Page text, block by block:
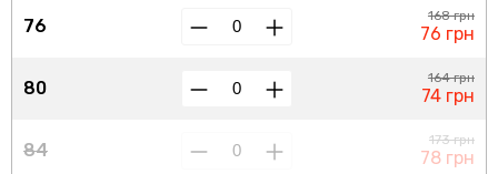
76
80
84
168 грн
76 грн
164 грн
74 грн
173 грн
78 грн